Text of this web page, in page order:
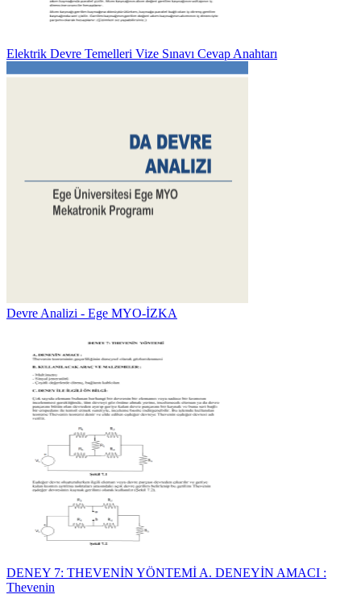
Elektrik Devre Temelleri Vize Sınavı Cevap Anahtarı
Devre Analizi - Ege MYO-İZKA
DENEY 7: THEVENİN YÖNTEMİ A. DENEYİN AMACI :
Thevenin